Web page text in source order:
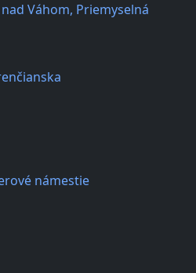
Váhom, Priemyselná
námestie